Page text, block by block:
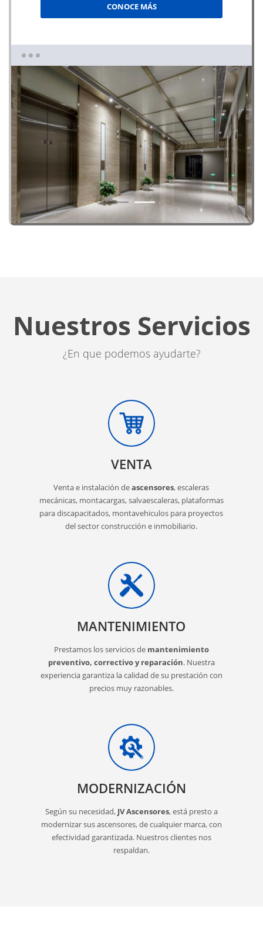
CONOCE MÁS
1 2
Nuestros Servicios
¿En que podemos ayudarte?
VENTA
Venta e instalación deascensores, escaleras
mecánicas, montacargas, salvaescaleras, plataformas
para discapacitados, montavehiculos para proyectos
del sector construcción e inmobiliario.
MANTENIMIENTO
Prestamos los servicios de mantenimiento
preventivo, correctivo y reparación. Nuestra
experiencia garantiza la calidad de su prestación con
precios muy razonables.
MODERNIZACIÓN
Según su necesidad, JV Ascensores, está presto a
modernizar sus ascensores, de cualquier marca, con
efectividad garantizada. Nuestros clientes nos
respaldan.